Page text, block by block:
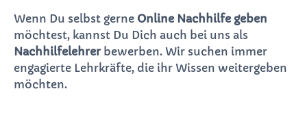
Wenn Du selbst gerne Online Nachhilfe geben
möchtest, kannst Du Dich auch bei uns als
Nachhilfelehrerbewerben. Wir suchen immer
engagierte Lehrkräfte, die ihr Wissen weitergeben
möchten.